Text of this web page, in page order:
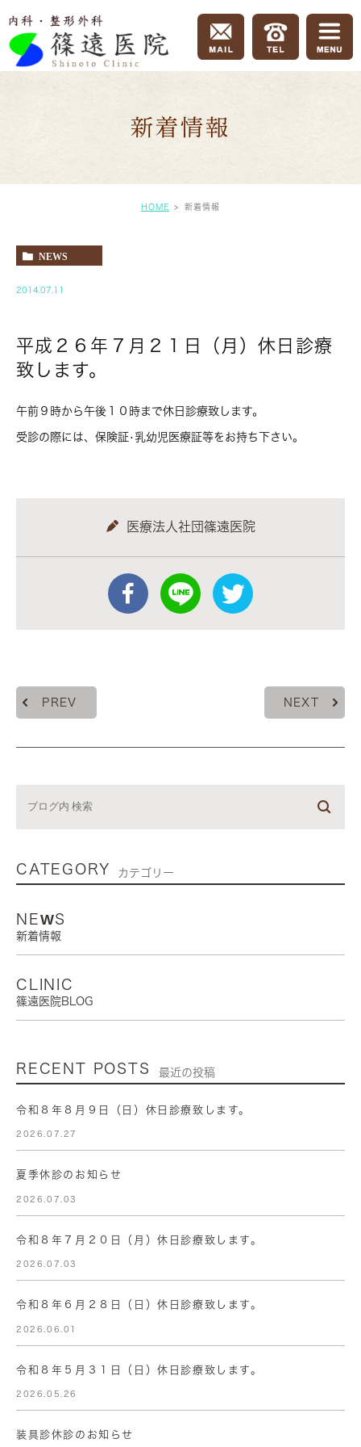
新着情報
HOME 新着情報
NEWS
2014.07.11
平成２６年７月２１日（月）休日診療
致します。
午前９時から午後１０時まで休日診療致します。
受診の際には、保険証•乳幼児医療証等をお持ち下さい。
医療法人社団篠遠医院
PREV NEXT
CATEGORY カテゴリー
NEWS
新着情報
CLINIC
篠遠医院BLOG
RECENT POSTS 最近の投稿
令和８年８月９日（日）休日診療致します。
2026.07.27
夏季休診のお知らせ
2026.07.03
令和８年７月２０日（月）休日診療致します。
2026.07.03
令和８年６月２８日（日）休日診療致します。
2026.06.01
令和８年５月３１日（日）休日診療致します。
2026.05.26
装具診休診のお知らせ